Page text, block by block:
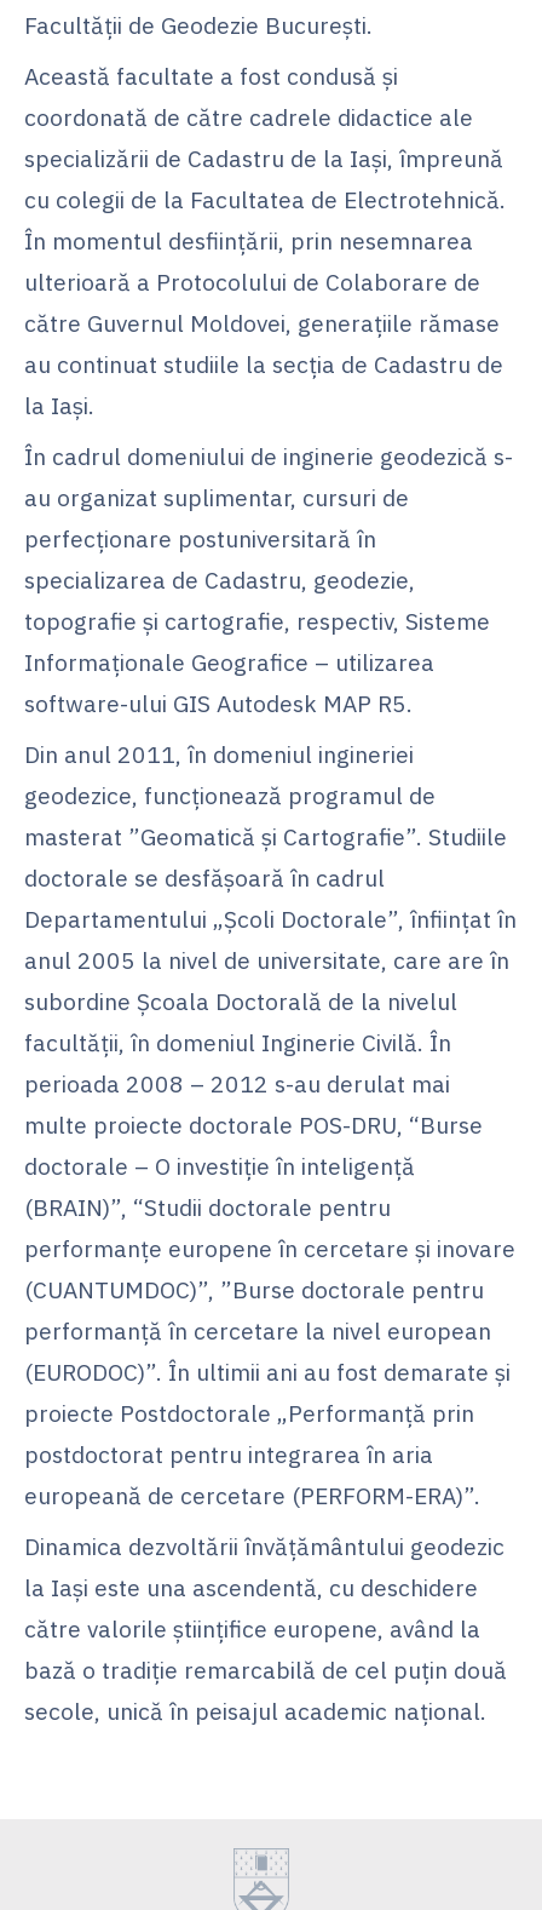
Facultăţii de Geodezie Bucureşti.
Această facultate a fost condusă şi
coordonată de către cadrele didactice ale
specializării de Cadastru de la Iaşi, împreună
cu colegii de la Facultatea de Electrotehnică.
În momentul desfiinţării, prin nesemnarea
ulterioară a Protocolului de Colaborare de
către Guvernul Moldovei, generaţiile rămase
au continuat studiile la secţia de Cadastru de
la Iaşi.
În cadrul domeniului de inginerie geodezică s-
au organizat suplimentar, cursuri de
perfecționare postuniversitară în
specializarea de Cadastru, geodezie,
topografie și cartografie, respectiv, Sisteme
Informaționale Geografice – utilizarea
software-ului GIS Autodesk MAP R5.
Din anul 2011, în domeniul ingineriei
geodezice, funcționează programul de
masterat ”Geomatică și Cartografie”. Studiile
doctorale se desfășoară în cadrul
Departamentului „Şcoli Doctorale”, înfiinţat în
anul 2005 la nivel de universitate, care are în
subordine Școala Doctorală de la nivelul
facultăţii, în domeniul Inginerie Civilă. În
perioada 2008 – 2012 s-au derulat mai
multe proiecte doctorale POS-DRU, “Burse
doctorale – O investiție în inteligență
(BRAIN)”, “Studii doctorale pentru
performanţe europene în cercetare şi inovare
(CUANTUMDOC)”, ”Burse doctorale pentru
performanță în cercetare la nivel european
(EURODOC)”. În ultimii ani au fost demarate și
proiecte Postdoctorale „Performanţă prin
postdoctorat pentru integrarea în aria
europeană de cercetare (PERFORM-ERA)”.
Dinamica dezvoltării învățământului geodezic
la Iași este una ascendentă, cu deschidere
către valorile științifice europene, având la
bază o tradiție remarcabilă de cel puțin două
secole, unică în peisajul academic național.